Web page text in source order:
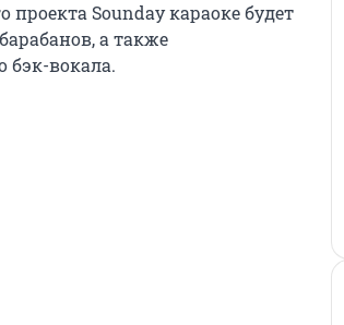
Sounday караоке будет
а также
бэк-вокала.